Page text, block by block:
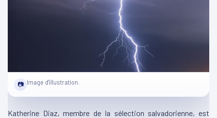
📷 Image d'illustration.
Katherine Diaz, membre de la sélection salvadorienne, est